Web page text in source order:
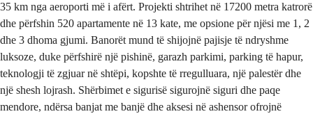
35 km nga aeroporti më i afërt. Projekti shtrihet në 17200 metra katrorë
dhe përfshin 520 apartamente në 13 kate, me opsione për njësi me 1, 2
dhe 3 dhoma gjumi. Banorët mund të shijojnë pajisje të ndryshme
luksoze, duke përfshirë një pishinë, garazh parkimi, parking të hapur,
teknologji të zgjuar në shtëpi, kopshte të rregulluara, një palestër dhe
një shesh lojrash. Shërbimet e sigurisë sigurojnë siguri dhe paqe
mendore, ndërsa banjat me banjë dhe aksesi në ashensor ofrojnë